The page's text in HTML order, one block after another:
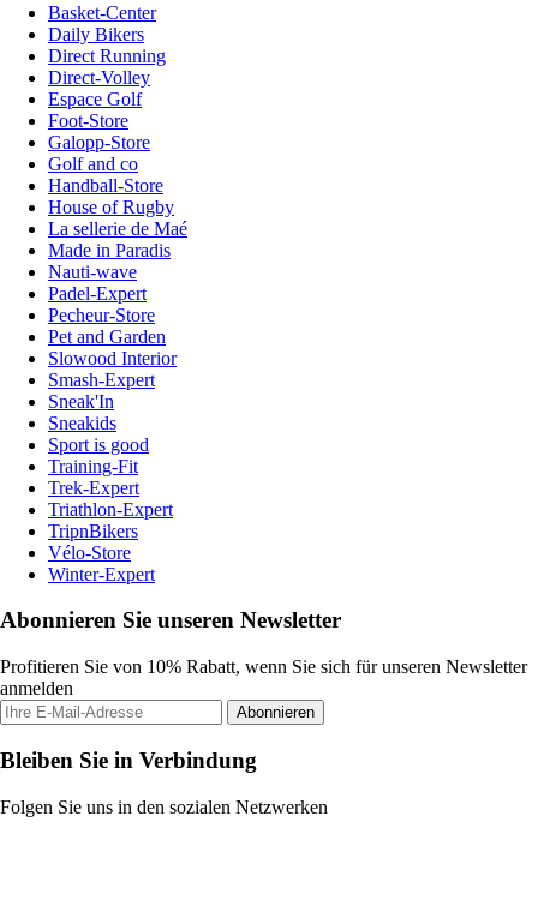
Basket-Center
Daily Bikers
Direct Running
Direct-Volley
Espace Golf
Foot-Store
Galopp-Store
Golf and co
Handball-Store
House of Rugby
La sellerie de Maé
Made in Paradis
Nauti-wave
Padel-Expert
Pecheur-Store
Pet and Garden
Slowood Interior
Smash-Expert
Sneak'In
Sneakids
Sport is good
Training-Fit
Trek-Expert
Triathlon-Expert
TripnBikers
Vélo-Store
Winter-Expert
Abonnieren Sie unseren Newsletter
Profitieren Sie von 10% Rabatt, wenn Sie sich für unseren Newsletter
anmelden
Abonnieren
Bleiben Sie in Verbindung
Folgen Sie uns in den sozialen Netzwerken